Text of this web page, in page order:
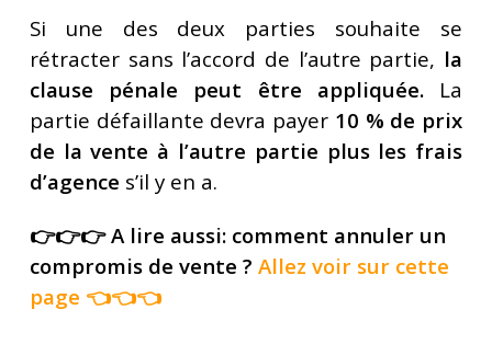
Si une des deux parties souhaite se
rétracter sans l’accord de l’autre partie, la
clause pénale peut être appliquée. La
partie défaillante devra payer 10 % de prix
de la vente à l’autre partie plus les frais
d’agence s’il y en a.
👉👉👉 A lire aussi: comment annuler un
compromis de vente ? Allez voir sur cette
page 👈👈👈